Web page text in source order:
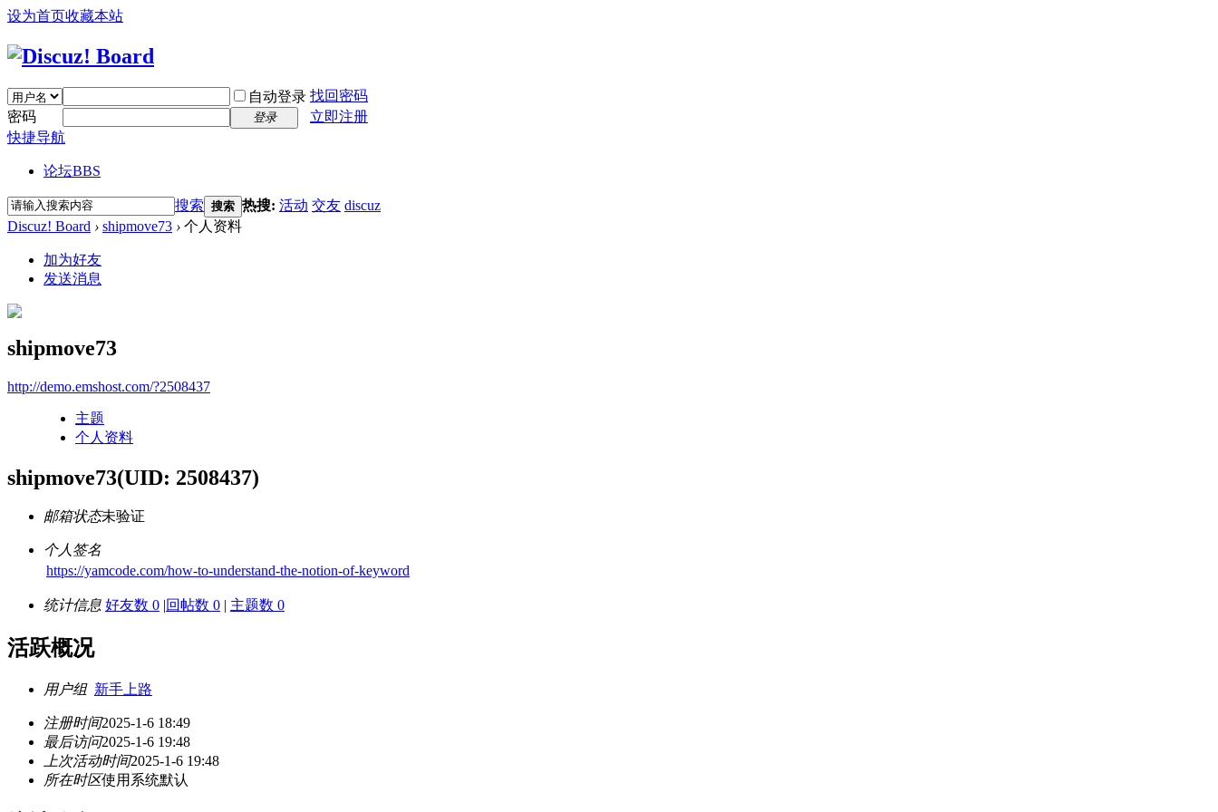
设为首页收藏本站
自动登录 找回密码
密码
登录
立即注册
快捷导航
论坛BBS
搜索 搜索 热搜: 活动 交友 discuz
Discuz! Board › shipmove73 › 个人资料
加为好友
发送消息
shipmove73
http://demo.emshost.com/?2508437
主题
个人资料
shipmove73(UID: 2508437)
邮箱状态未验证
个人签名
https://yamcode.com/how-to-understand-the-notion-of-keyword
统计信息 好友数 0 |回帖数 0 | 主题数 0
活跃概况
用户组 新手上路
注册时间2025-1-6 18:49
最后访问2025-1-6 19:48
上次活动时间2025-1-6 19:48
所在时区使用系统默认